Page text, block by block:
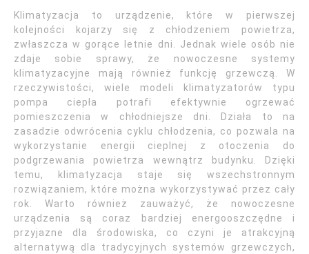
Klimatyzacja to urządzenie, które w pierwszej
kolejności kojarzy się z chłodzeniem powietrza,
zwłaszcza w gorące letnie dni. Jednak wiele osób nie
zdaje sobie sprawy, że nowoczesne systemy
klimatyzacyjne mają również funkcję grzewczą. W
rzeczywistości, wiele modeli klimatyzatorów typu
pompa ciepła potrafi efektywnie ogrzewać
pomieszczenia w chłodniejsze dni. Działa to na
zasadzie odwrócenia cyklu chłodzenia, co pozwala na
wykorzystanie energii cieplnej z otoczenia do
podgrzewania powietrza wewnątrz budynku. Dzięki
temu, klimatyzacja staje się wszechstronnym
rozwiązaniem, które można wykorzystywać przez cały
rok. Warto również zauważyć, że nowoczesne
urządzenia są coraz bardziej energooszczędne i
przyjazne dla środowiska, co czyni je atrakcyjną
alternatywą dla tradycyjnych systemów grzewczych,